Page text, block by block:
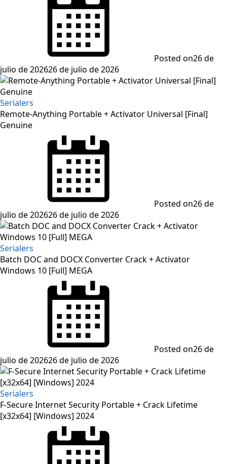
Posted on26 de
julio de 202626 de julio de 2026
Serialers
Remote-Anything Portable + Activator Universal [Final]
Genuine
Posted on26 de
julio de 202626 de julio de 2026
Serialers
Batch DOC and DOCX Converter Crack + Activator
Windows 10 [Full] MEGA
Posted on26 de
julio de 202626 de julio de 2026
Serialers
F-Secure Internet Security Portable + Crack Lifetime
[x32x64] [Windows] 2024